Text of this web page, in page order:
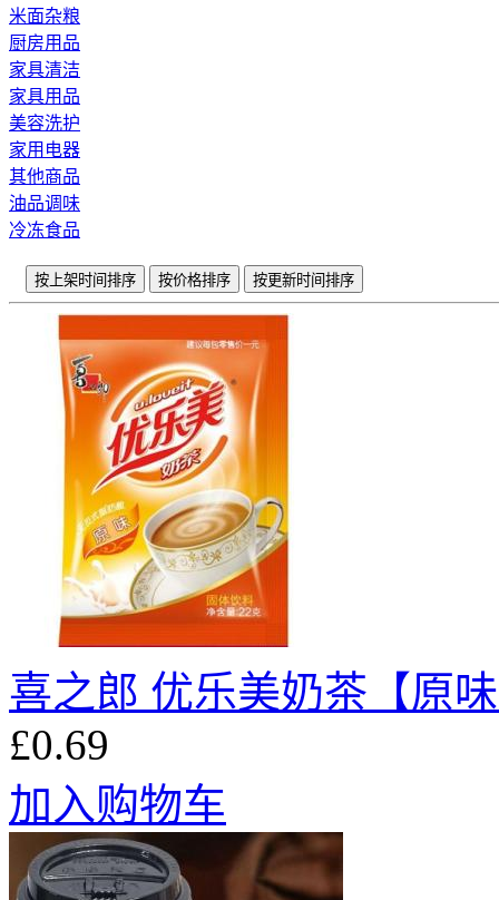
米面杂粮
厨房用品
家具清洁
家具用品
美容洗护
家用电器
其他商品
油品调味
冷冻食品
按上架时间排序 按价格排序 按更新时间排序
喜之郎 优乐美奶茶【原
£0.69
加入购物车